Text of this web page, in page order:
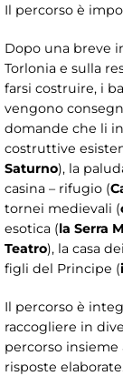
Il percorso è
Dopo una breve
Torlonia e sulla
farsi costruire, i
vengono
domande che li
costruttive
Saturno), la
casina – rifugio (
tornei medievali (
esotica (la Serra
Teatro), la casa
figli del Principe (
Il percorso è
raccogliere in
percorso insieme
risposte